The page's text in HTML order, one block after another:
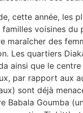
cette année, les
familles voisines du
maraîcher des
Les quartiers
ainsi que le
par rapport aux
sont déjà
Babala Goumba